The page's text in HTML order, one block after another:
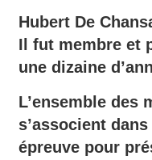
Hubert De
Il fut membre et
une dizaine
L’ensemble des
s’associent
épreuve pour